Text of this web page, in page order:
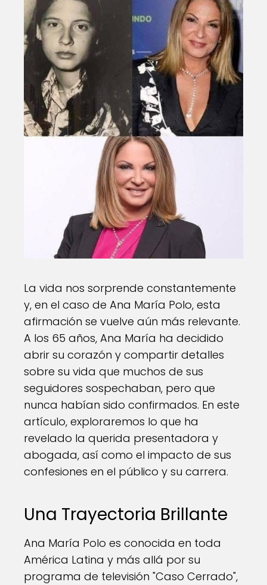
La vida nos sorprende constantemente
y, en el caso de Ana María Polo, esta
afirmación se vuelve aún más relevante.
A los 65 años, Ana María ha decidido
abrir su corazón y compartir detalles
sobre su vida que muchos de sus
seguidores sospechaban, pero que
nunca habían sido confirmados. En este
artículo, exploraremos lo que ha
revelado la querida presentadora y
abogada, así como el impacto de sus
confesiones en el público y su carrera.
Una Trayectoria Brillante
Ana María Polo es conocida en toda
América Latina y más allá por su
programa de televisión "Caso Cerrado",